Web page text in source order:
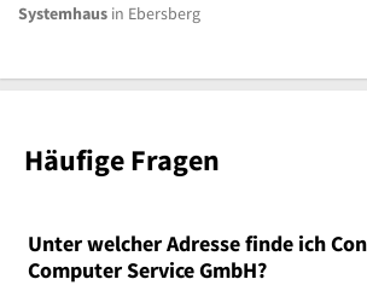
Systemhaus in Ebersberg
Häufige Fragen
Unter welcher Adresse finde ich
Computer Service GmbH?